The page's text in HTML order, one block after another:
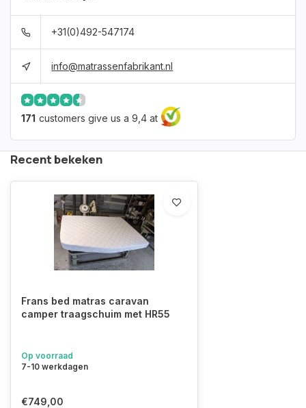
+31(0)492-547174
info@matrassenfabrikant.nl
171 customers give us a 9,4 at
Recent bekeken
Frans bed matras caravan
camper traagschuim met HR55
Op voorraad
7-10 werkdagen
€749,00